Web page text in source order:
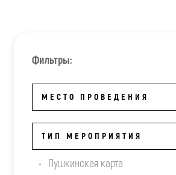
Фильтры:
МЕСТО ПРОВЕДЕНИЯ
ТИП МЕРОПРИЯТИЯ
Пушкинская карта